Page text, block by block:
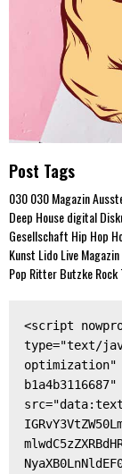
Post Tags
030030 Magazin
Deep Housedigital
Gesellschaft Hip Hop
Kunst LidoLiveMagazin
Pop Ritter ButzkeRock
<script
type="text/
optimization"
b1a4b3116687"